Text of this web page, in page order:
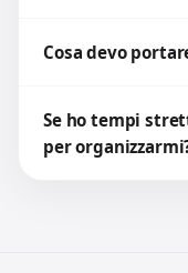
Cosa devo
Se ho tempi
per